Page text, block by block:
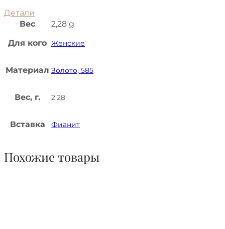
Детали
Вес
2,28 g
Для кого Женские
Материал Золото, 585
Вес, г. 2,28
Вставка Фианит
Похожие товары